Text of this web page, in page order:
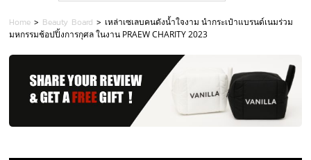
Home > Beauty Board > เหล่าเซเลบคนดังน้ำใจงาม นำกระเป๋าแบรนด์เนมร่วม
มหกรรมช้อปปิ้งการกุศล ในงาน PRAEW CHARITY 2023